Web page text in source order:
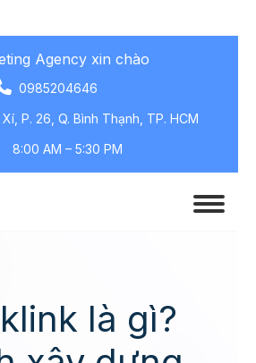
Agency xin chào
0985204646
P. 26, Q. Bình Thạnh, TP. HCM
8:00 AM – 5:30 PM
là gì?